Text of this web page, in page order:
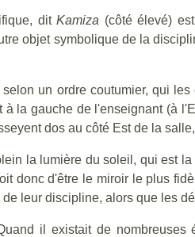
ditKamiza (côté élevé)
objet symbolique de la
un ordre coutumier, qui
la gauche de l'enseignant (à
dos au côté Est de la
la lumière du soleil, qui est
donc d'être le miroir le plus
leur discipline, alors que les
il existait de